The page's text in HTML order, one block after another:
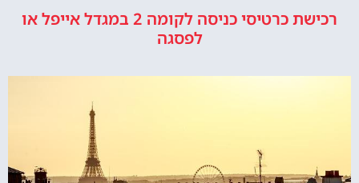
רכישת כרטיסי כניסה לקומה 2 במגדל אייפל או
לפסגה